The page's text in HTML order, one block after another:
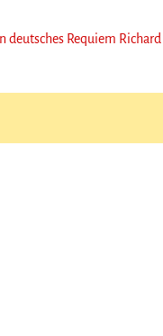
deutsches Requiem